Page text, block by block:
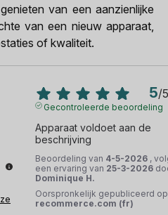
van een aanzienlijke
van een nieuw apparaat,
of kwaliteit.
5/5
Gecontroleerde beoordeling
Apparaat voldoet aan de
beschrijving
Beoordeling van 4-5-2026 ,
een ervaring van 25-3-2026
Dominique H.
Oorspronkelijk gepubliceerd op
recommerce.com (fr)